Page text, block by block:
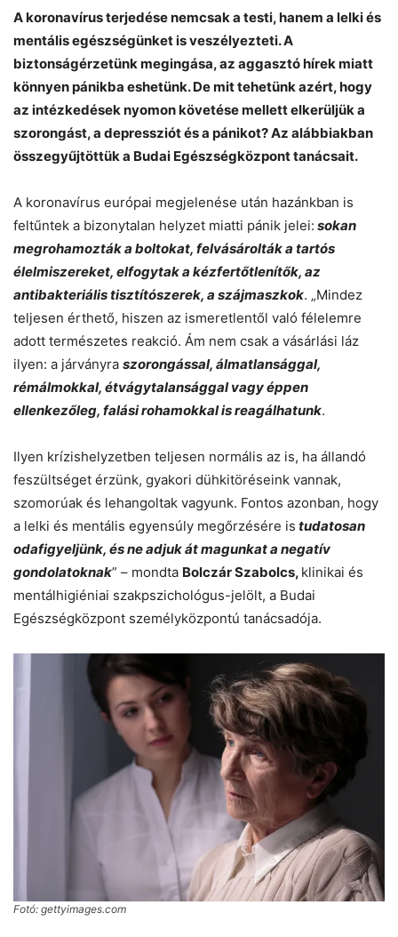
A koronavírus terjedése nemcsak a testi, hanem a lelki és
mentális egészségünket is veszélyezteti. A
biztonságérzetünk megingása, az aggasztó hírek miatt
könnyen pánikba eshetünk. De mit tehetünk azért, hogy
az intézkedések nyomon követése mellett elkerüljük a
szorongást, a depressziót és a pánikot? Az alábbiakban
összegyűjtöttük a Budai Egészségközpont tanácsait.
A koronavírus európai megjelenése után hazánkban is
feltűntek a bizonytalan helyzet miatti pánik jelei: sokan
megrohamozták a boltokat, felvásárolták a tartós
élelmiszereket, elfogytak a kézfertőtlenítők, az
antibakteriális tisztítószerek, a szájmaszkok. „Mindez
teljesen érthető, hiszen az ismeretlentől való félelemre
adott természetes reakció. Ám nem csak a vásárlási láz
ilyen: a járványra szorongással, álmatlansággal,
rémálmokkal, étvágytalansággal vagy éppen
ellenkezőleg, falási rohamokkal is reagálhatunk.
Ilyen krízishelyzetben teljesen normális az is, ha állandó
feszültséget érzünk, gyakori dühkitöréseink vannak,
szomorúak és lehangoltak vagyunk. Fontos azonban, hogy
a lelki és mentális egyensúly megőrzésére is tudatosan
odafigyeljünk, és ne adjuk át magunkat a negatív
gondolatoknak” – mondta Bolczár Szabolcs, klinikai és
mentálhigiéniai szakpszichológus-jelölt, a Budai
Egészségközpont személyközpontú tanácsadója.
Fotó: gettyimages.com